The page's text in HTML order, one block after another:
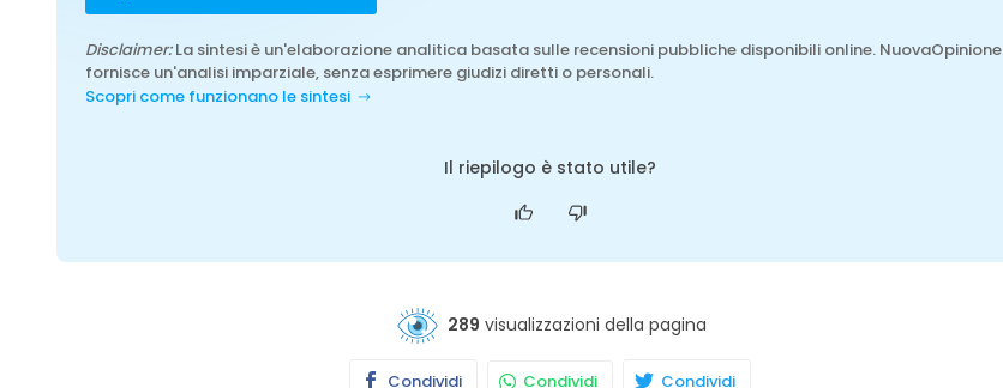
Disclaimer:La sintesi è un'elaborazione analitica basata sulle recensioni pubbliche disponibili online. NuovaOpinione
fornisce un'analisi imparziale, senza esprimere giudizi diretti o personali.
Scopri come funzionano le sintesi
Il riepilogo è stato utile?
289 visualizzazioni della pagina
Condividi Condividi Condividi